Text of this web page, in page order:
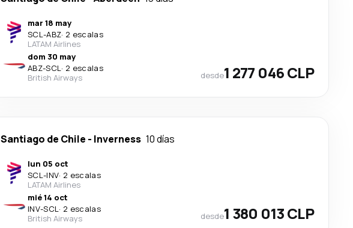
mar 18 may
SCL-ABZ· 2 escalas
LATAM Airlines
dom 30 may
ABZ-SCL· 2 escalas
British Airways
desde1 277 046 CLP
Santiago de Chile - Inverness 10 días
lun 05 oct
SCL-INV· 2 escalas
LATAM Airlines
mié 14 oct
INV-SCL· 2 escalas
British Airways
desde1 380 013 CLP